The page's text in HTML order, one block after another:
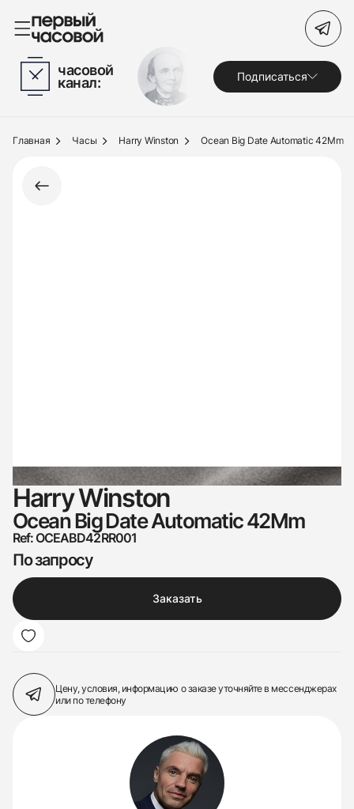
Часы
Украшения
Под заказ
Поиск по сайту
часовой
канал: Подписаться
Главная Часы Harry Winston Ocean Big Date Automatic 42Mm
Harry Winston
Ocean Big Date Automatic 42Mm
Ref: OCEABD42RR001
По запросу
Заказать
Цену, условия, информацию о заказеуточняйте в мессенджерах
или по телефону